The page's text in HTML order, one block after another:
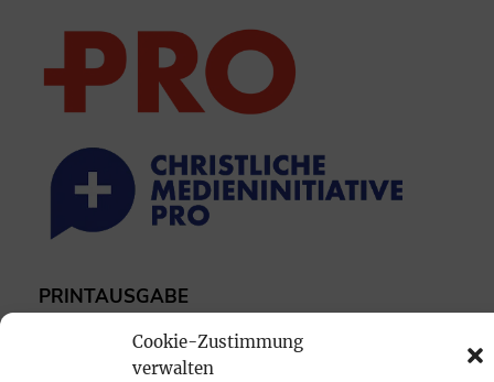
Cookie-Zustimmung
verwalten
PRINTAUSGABE
Mediadaten